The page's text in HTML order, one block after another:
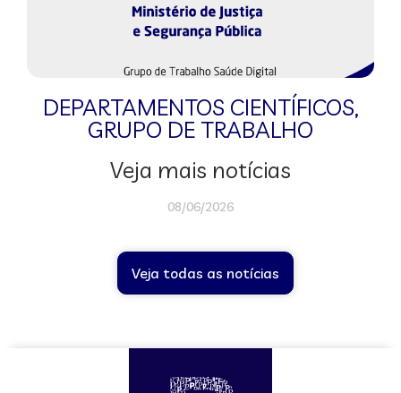
DEPARTAMENTOS CIENTÍFICOS,
GRUPO DE TRABALHO
Veja mais notícias
08/06/2026
Veja todas as notícias